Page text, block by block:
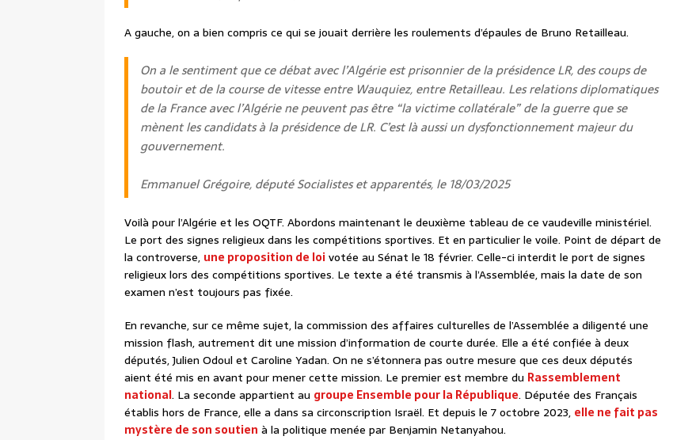
A gauche, on a bien compris ce qui se jouait derrière les roulements d’épaules de Bruno Retailleau.
On a le sentiment que ce débat avec l’Algérie est prisonnier de la présidence LR, des coups de
boutoir et de la course de vitesse entre Wauquiez, entre Retailleau. Les relations diplomatiques
de la France avec l’Algérie ne peuvent pas être “la victime collatérale” de la guerre que se
mènent les candidats à la présidence de LR. C’est là aussi un dysfonctionnement majeur du
gouvernement.
Emmanuel Grégoire, député Socialistes et apparentés, le 18/03/2025
Voilà pour l’Algérie et les OQTF. Abordons maintenant le deuxième tableau de ce vaudeville ministériel.
Le port des signes religieux dans les compétitions sportives. Et en particulier le voile. Point de départ de
la controverse, une proposition de loivotée au Sénat le 18 février. Celle-ci interdit le port de signes
religieux lors des compétitions sportives. Le texte a été transmis à l’Assemblée, mais la date de son
examen n’est toujours pas fixée.
En revanche, sur ce même sujet, la commission des affaires culturelles de l’Assemblée a diligenté une
mission flash, autrement dit une mission d’information de courte durée. Elle a été confiée à deux
députés, Julien Odoul et Caroline Yadan. On ne s’étonnera pas outre mesure que ces deux députés
aient été mis en avant pour mener cette mission. Le premier est membre du Rassemblement
national. La seconde appartient au groupe Ensemble pour la République. Députée des Français
établis hors de France, elle a dans sa circonscription Israël. Et depuis le 7 octobre 2023, elle ne fait pas
mystère de son soutien à la politique menée par Benjamin Netanyahou.